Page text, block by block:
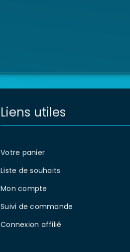
Liens utiles
Votre panier
Liste de souhaits
Mon compte
Suivi de commande
Connexion affilié